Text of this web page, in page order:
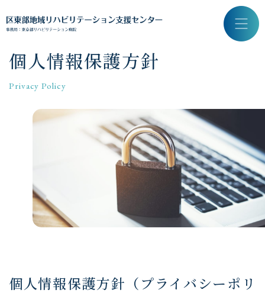
個人情報保護方針
Privacy Policy
個人情報保護方針（プライバシーポリ